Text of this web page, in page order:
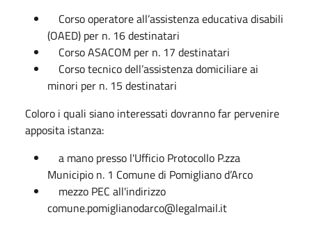
Corso operatore all’assistenza educativa disabili
(OAED) per n. 16 destinatari
Corso ASACOM per n. 17 destinatari
Corso tecnico dell’assistenza domiciliare ai
minori per n. 15 destinatari
Coloro i quali siano interessati dovranno far pervenire
apposita istanza:
a mano presso l'Ufficio Protocollo P.zza
Municipio n. 1 Comune di Pomigliano d’Arco
mezzo PEC all'indirizzo
comune.pomiglianodarco@legalmail.it